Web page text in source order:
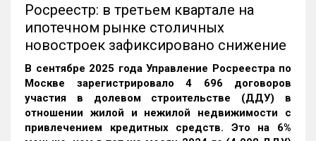
Росреестр: в третьем квартале на
ипотечном рынке столичных
новостроек зафиксировано снижение
В сентябре 2025 года Управление Росреестра по
Москве зарегистрировало 4 696 договоров
участия в долевом строительстве (ДДУ) в
отношении жилой и нежилой недвижимости с
привлечением кредитных средств. Это на 6%